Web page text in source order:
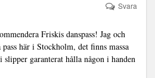
Friskis danspass! Jag och
här i Stockholm, det finns massa
slipper garanterat hålla någon i handen
Svara